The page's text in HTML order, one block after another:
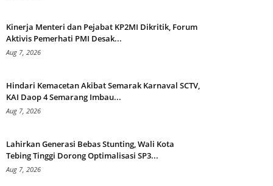
Kinerja Menteri dan Pejabat KP2MI Dikritik, Forum
Aktivis Pemerhati PMI Desak...
Aug 7, 2026
Hindari Kemacetan Akibat Semarak Karnaval SCTV,
KAI Daop 4 Semarang Imbau...
Aug 7, 2026
Lahirkan Generasi Bebas Stunting, Wali Kota
Tebing Tinggi Dorong Optimalisasi SP3...
Aug 7, 2026